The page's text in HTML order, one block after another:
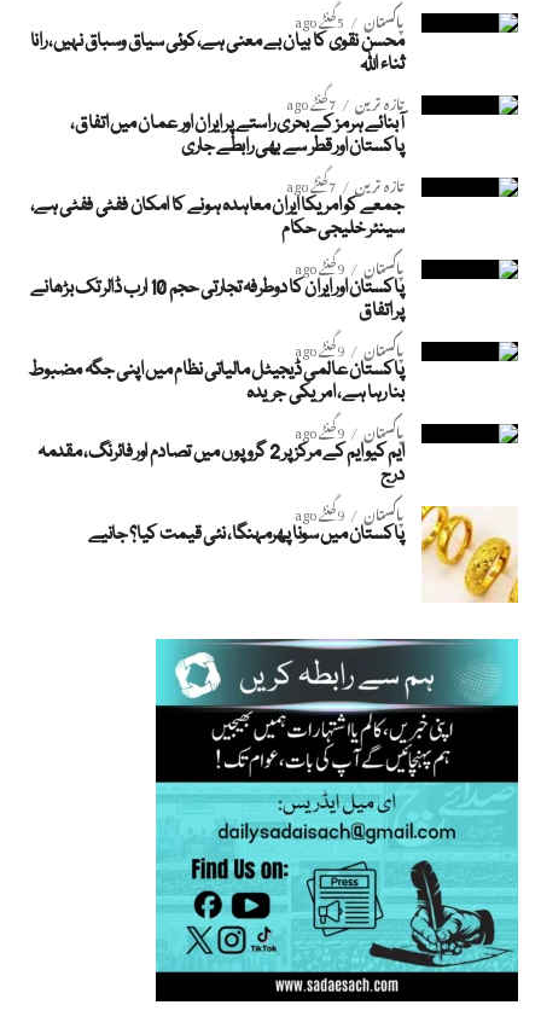
پاکستان 5 گھنٹے ago
محسن نقوی کا بیان بے معنی ہے،کوئی سیاق وسباق نہیں، رانا
ثناء اللہ
تازہ ترین 7 گھنٹے ago
آبنائے ہرمز کے بحری راستے پر ایران اور عمان میں اتفاق،
پاکستان اور قطر سے بھی رابطے جاری
تازہ ترین 7 گھنٹے ago
جمعے کو امریکا ایران معاہدہ ہونے کا امکان ففٹی ففٹی ہے،
سینئر خلیجی حکام
پاکستان 9 گھنٹے ago
پاکستان اور ایران کا دوطرفہ تجارتی حجم 10 ارب ڈالر تک بڑھانے
پر اتفاق
پاکستان 9 گھنٹے ago
پاکستان عالمی ڈیجیٹل مالیاتی نظام میں اپنی جگہ مضبوط
بنا رہا ہے، امریکی جریدہ
پاکستان 9 گھنٹے ago
ایم کیو ایم کے مرکز پر 2 گروپوں میں تصادم اور فائرنگ، مقدمہ
درج
پاکستان 9 گھنٹے ago
پاکستان میں سونا پھرمہنگا، نئی قیمت کیا؟ جانیے